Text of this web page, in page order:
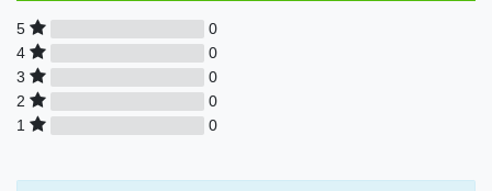
5
0
4
0
3
0
2
0
1
0